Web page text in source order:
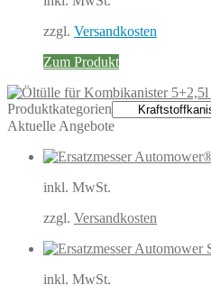
zzgl. Versandkosten
Zum Produkt
Produktkategorien
Aktuelle Angebote
inkl. MwSt.
zzgl. Versandkosten
inkl. MwSt.